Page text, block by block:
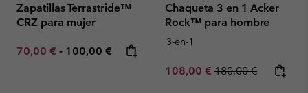
Zapatillas Terrastride™
CRZ para mujer
Minimum sale price:
70,00 € - Maximum price:
100,00 €
Chaqueta 3 en 1 Acker
Rock™ para hombre
3-en-1
Sale price:
108,00 € Regular price:
180,00 €